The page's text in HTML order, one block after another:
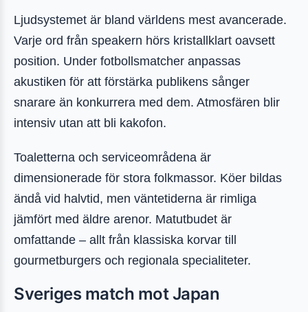
Ljudsystemet är bland världens mest avancerade.
Varje ord från speakern hörs kristallklart oavsett
position. Under fotbollsmatcher anpassas
akustiken för att förstärka publikens sånger
snarare än konkurrera med dem. Atmosfären blir
intensiv utan att bli kakofon.
Toaletterna och serviceområdena är
dimensionerade för stora folkmassor. Köer bildas
ändå vid halvtid, men väntetiderna är rimliga
jämfört med äldre arenor. Matutbudet är
omfattande – allt från klassiska korvar till
gourmetburgers och regionala specialiteter.
Sveriges match mot Japan